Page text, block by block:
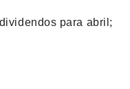
para abril;